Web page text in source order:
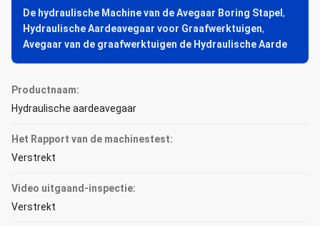
De hydraulische Machine van de Avegaar Boring Stapel ,
Hydraulische Aardeavegaar voor Graafwerktuigen,
Avegaar van de graafwerktuigen de Hydraulische Aarde
Productnaam:
Hydraulische aardeavegaar
Het Rapport van de machinestest:
Verstrekt
Video uitgaand-inspectie:
Verstrekt